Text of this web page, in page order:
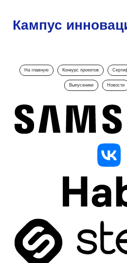
Кампус
На главную Конкурс проектов
Выпускники Новости